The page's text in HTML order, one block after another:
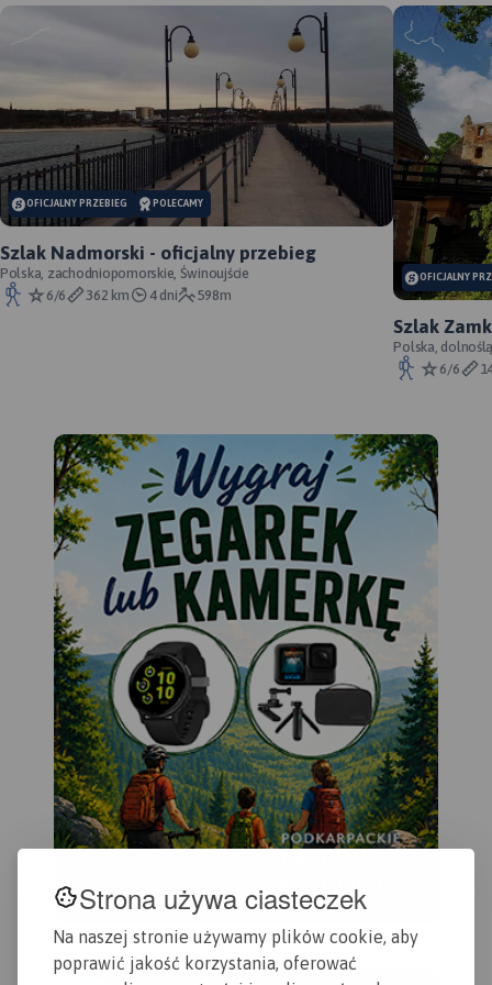
Strona używa ciasteczek
Na naszej stronie używamy plików cookie, aby
poprawić jakość korzystania, oferować
OFICJALNY PRZEBIEG POLECAMY
Szlak Nadmorski - oficjalny przebieg
Polska, zachodniopomorskie, Świnoujście
6/6
362 km 4 dni 598m
OFICJALNY
Szlak
przebieg
Polska,
Śląskie, powiat
6/6